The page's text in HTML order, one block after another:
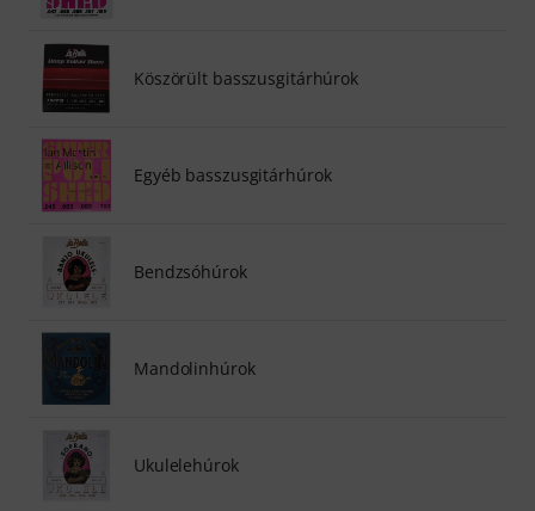
Köszörült basszusgitárhúrok
Egyéb basszusgitárhúrok
Bendzsóhúrok
Mandolinhúrok
Ukulelehúrok